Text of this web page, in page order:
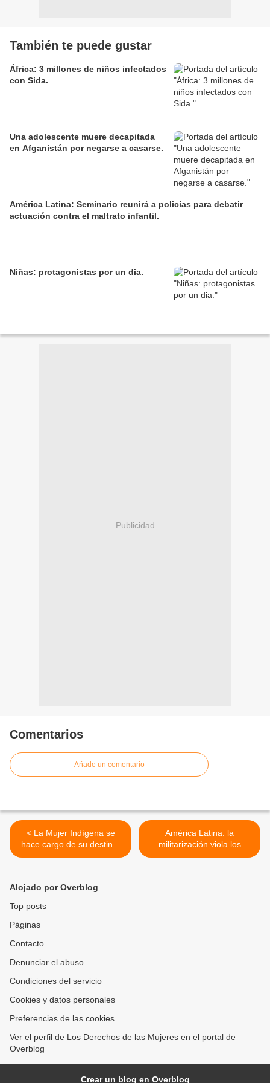
También te puede gustar
África: 3 millones de niños infectados
con Sida.
Una adolescente muere decapitada
en Afganistán por negarse a casarse.
América Latina: Seminario reunirá a policías para debatir
actuación contra el maltrato infantil.
Niñas: protagonistas por un dia.
Publicidad
Comentarios
Añade un comentario
< La Mujer Indígena se
hace cargo de su destino.
(1)
América Latina: la
militarización viola los
derechos de la Mujeres
Alojado por Overblog
Top posts
Páginas
Contacto
Denunciar el abuso
Condiciones del servicio
Cookies y datos personales
Preferencias de las cookies
Ver el perfil de Los Derechos de las Mujeres en el portal de
Overblog
Crear un blog en Overblog